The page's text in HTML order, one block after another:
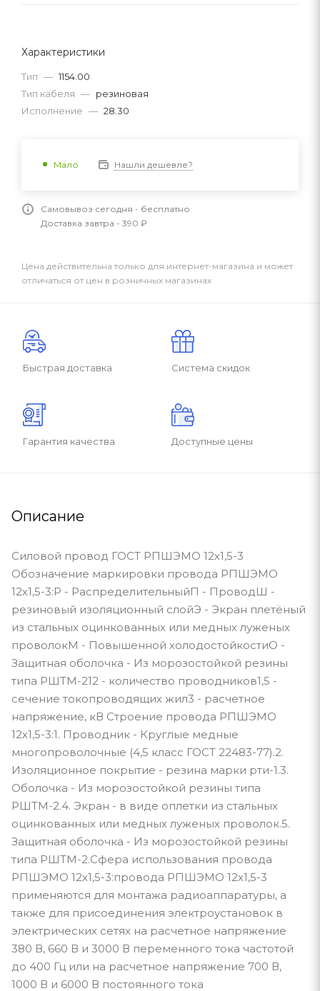
Характеристики
Тип — 1154.00
Тип кабеля — резиновая
Исполнение — 28.30
Мало Нашли дешевле?
Самовывоз сегодня - бесплатно
Доставка завтра - 390 ₽
Цена действительна только для интернет-магазина и может
отличаться от цен в розничных магазинах
Быстрая доставка Система скидок
Гарантия качества Доступные цены
Описание
Силовой провод ГОСТ РПШЭМО 12х1,5-3
Обозначение маркировки провода РПШЭМО
12х1,5-3:Р - РаспределительныйП - ПроводШ -
резиновый изоляционный слойЭ - Экран плетёный
из стальных оцинкованных или медных луженых
проволокМ - Повышенной холодостойкостиО -
Защитная оболочка - Из морозостойкой резины
типа РШТМ-212 - количество проводников1,5 -
сечение токопроводящих жил3 - расчетное
напряжение, кВ Строение провода РПШЭМО
12х1,5-3:1. Проводник - Круглые медные
многопроволочные (4,5 класс ГОСТ 22483-77).2.
Изоляционное покрытие - резина марки рти-1.3.
Оболочка - Из морозостойкой резины типа
РШТМ-2.4. Экран - в виде оплетки из стальных
оцинкованных или медных луженых проволок.5.
Защитная оболочка - Из морозостойкой резины
типа РШТМ-2.Сфера использования провода
РПШЭМО 12х1,5-3:провода РПШЭМО 12х1,5-3
применяются для монтажа радиоаппаратуры, а
также для присоединения электроустановок в
электрических сетях на расчетное напряжение
380 В, 660 В и 3000 В переменного тока частотой
до 400 Гц или на расчетное напряжение 700 В,
1000 В и 6000 В постоянного тока